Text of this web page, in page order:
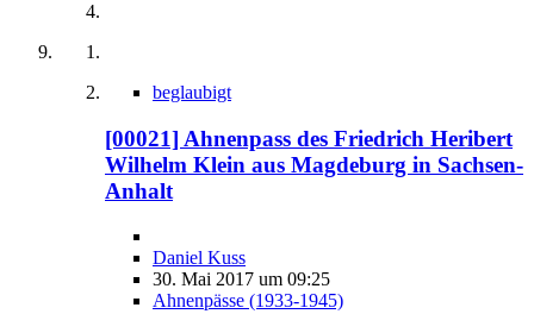
beglaubigt
[00021] Ahnenpass des Friedrich Heribert
Wilhelm Klein aus Magdeburg in Sachsen-
Anhalt
Daniel Kuss
30. Mai 2017 um 09:25
Ahnenpässe (1933-1945)